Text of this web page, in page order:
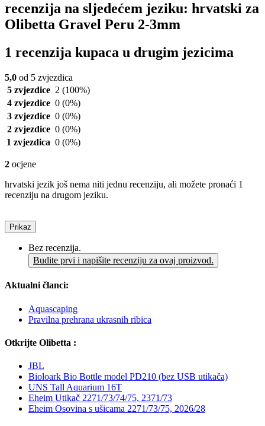
recenzija na sljedećem jeziku: hrvatski za
Olibetta Gravel Peru 2-3mm
1 recenzija kupaca u drugim jezicima
5,0 od 5 zvjezdica
5 zvjezdice 2 (100%)
4 zvjezdice 0 (0%)
3 zvjezdice 0 (0%)
2 zvjezdice 0 (0%)
1 zvjezdica 0 (0%)
2 ocjene
hrvatski jezik još nema niti jednu recenziju, ali možete pronaći 1
recenziju na drugom jeziku.
Prikaz
Bez recenzija.
Budite prvi i napišite recenziju za ovaj proizvod.
Aktualni članci:
Aquascaping
Pravilna prehrana ukrasnih ribica
Otkrijte Olibetta :
JBL
Bioloark Bio Bottle model PD210 (bez USB utikača)
UNS Tall Aquarium 16T
Eheim Utikač 2271/73/74/75, 2371/73
Eheim Osovina s ušicama 2271/73/75, 2026/28